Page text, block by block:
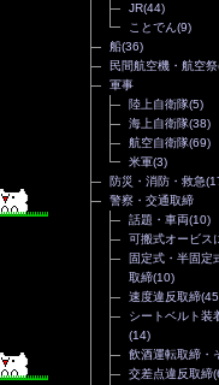
JR(44)
ことでん(9)
船(36)
民間航空機・航空祭
軍事
陸上自衛隊(5)
海上自衛隊(38)
航空自衛隊(69)
米軍(3)
防災・消防・救急
警察・交通取締
話題・車両(10)
可搬式オービス
固定式・半固定
取締(10)
速度違反取締
シートベルト装
(14)
飲酒運転取締・
交差点違反取締